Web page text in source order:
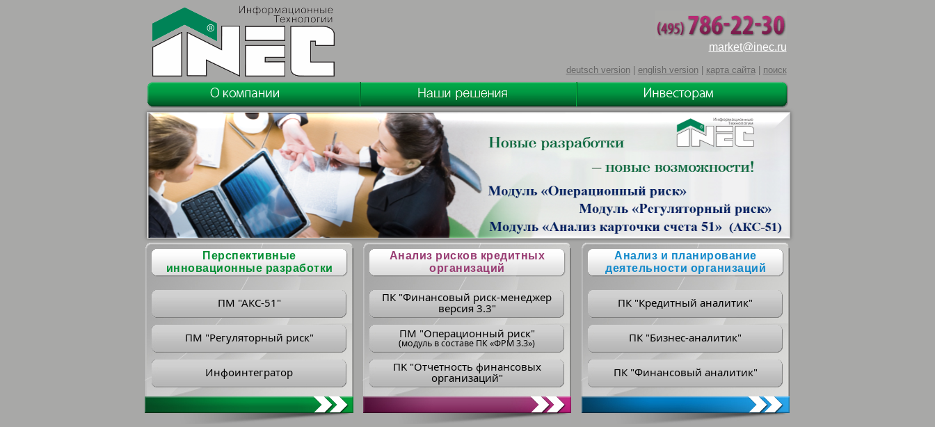
market@inec.ru
deutsch version| english version| карта сайта| поиск
Перспективные
инновационные разработки
ПМ "АКС-51"
ПМ "Регуляторный риск"
Инфоинтегратор
Анализ рисков кредитных
организаций
ПК "Финансовый риск-менеджер
версия 3.3"
ПM "Операционный риск"
(модуль в составе ПК «ФРМ 3.3»)
ПK "Отчетность финансовых
организаций"
Анализ и планирование
деятельности организаций
ПК "Кредитный аналитик"
ПК "Бизнес-аналитик"
ПК "Финансовый аналитик"